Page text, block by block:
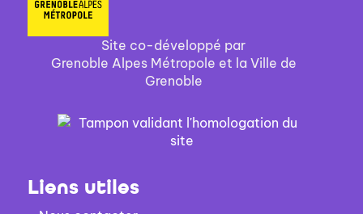
Site co-développé par
Grenoble Alpes Métropole et la Ville de
Grenoble
Liens utiles